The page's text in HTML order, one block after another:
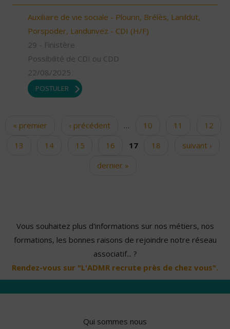
Auxiliaire de vie sociale - Plourin, Brélès, Lanildut,
Porspoder, Landunvez - CDI (H/F)
29 - Finistère
Possibilité de CDI ou CDD
22/08/2025
POSTULER
Pages
« premier ‹ précédent … 10 11
12
13
14 15 16 17 18
suivant ›
dernier »
Vous souhaitez plus d'informations sur nos métiers, nos
formations, les bonnes raisons de rejoindre notre réseau
associatif... ?
Rendez-vous sur "L'ADMR recrute près de chez vous".
Qui sommes nous